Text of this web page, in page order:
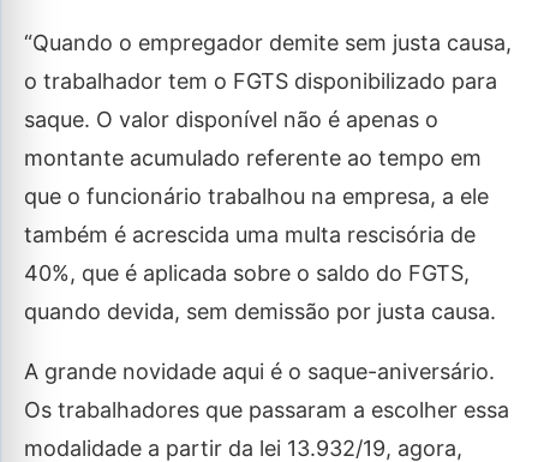
“Quando o empregador demite sem justa causa,
o trabalhador tem o FGTS disponibilizado para
saque. O valor disponível não é apenas o
montante acumulado referente ao tempo em
que o funcionário trabalhou na empresa, a ele
também é acrescida uma multa rescisória de
40%, que é aplicada sobre o saldo do FGTS,
quando devida, sem demissão por justa causa.
A grande novidade aqui é o saque-aniversário.
Os trabalhadores que passaram a escolher essa
modalidade a partir da lei 13.932/19, agora,